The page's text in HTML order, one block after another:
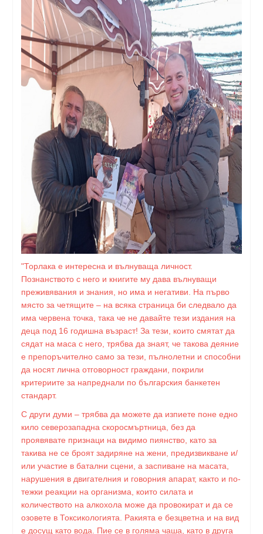
"Торлака е интересна и вълнуваща личност.
Познанството с него и книгите му дава вълнуващи
преживявания и знания, но има и негативи. На първо
място за четящите – на всяка страница би следвало да
има червена точка, така че не давайте тези издания на
деца под 16 годишна възраст! За тези, които смятат да
сядат на маса с него, трябва да знаят, че такова деяние
е препоръчително само за тези, пълнолетни и способни
да носят лична отговорност граждани, покрили
критериите за напреднали по българския банкетен
стандарт.
С други думи – трябва да можете да изпиете поне едно
кило северозападна скоросмъртница, без да
проявявате признаци на видимо пиянство, като за
такива не се броят задиряне на жени, предизвикване и/
или участие в батални сцени, а заспиване на масата,
нарушения в двигателния и говорния апарат, както и по-
тежки реакции на организма, които силата и
количеството на алкохола може да провокират и да се
озовете в Токсикологията. Ракията е безцветна и на вид
е досущ като вода. Пие се в голяма чаша, като в друга